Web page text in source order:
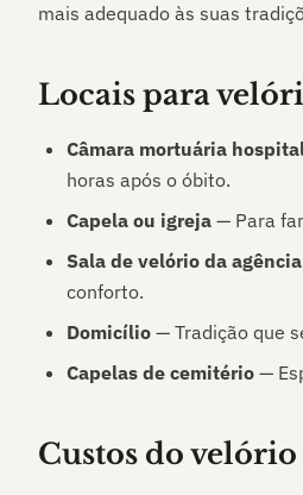
mais adequado às suas
Locais para
Câmara mortuária
horas após o óbito.
Capela ou igreja — Para
Sala de velório da agência
conforto.
Domicílio — Tradição que
Capelas de cemitério —
Custos do